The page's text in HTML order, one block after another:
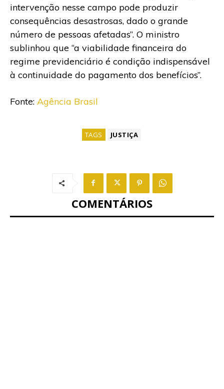
intervenção nesse campo pode produzir
consequências desastrosas, dado o grande
número de pessoas afetadas”. O ministro
sublinhou que “a viabilidade financeira do
regime previdenciário é condição indispensável
à continuidade do pagamento dos benefícios”.
Fonte: Agência Brasil
TAGS JUSTIÇA
COMENTÁRIOS